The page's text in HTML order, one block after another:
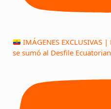
IMÁGENES
se sumó al Desfile